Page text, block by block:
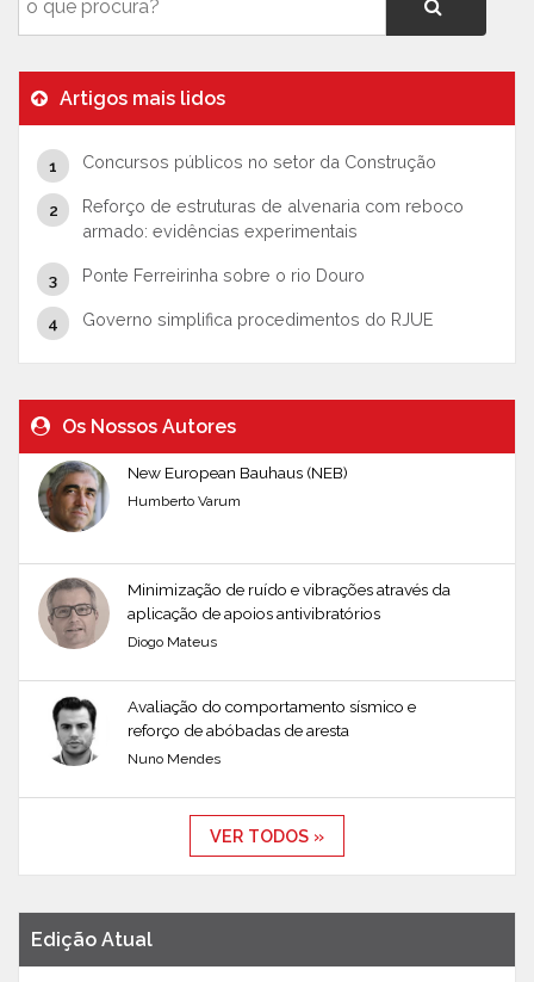
Artigos mais lidos
Concursos públicos no setor da Construção
Reforço de estruturas de alvenaria com reboco
armado: evidências experimentais
Ponte Ferreirinha sobre o rio Douro
Governo simplifica procedimentos do RJUE
Os Nossos Autores
New European Bauhaus (NEB)
Humberto Varum
Minimização de ruído e vibrações através da
aplicação de apoios antivibratórios
Diogo Mateus
Avaliação do comportamento sísmico e
reforço de abóbadas de aresta
Nuno Mendes
VER TODOS »
Edição Atual